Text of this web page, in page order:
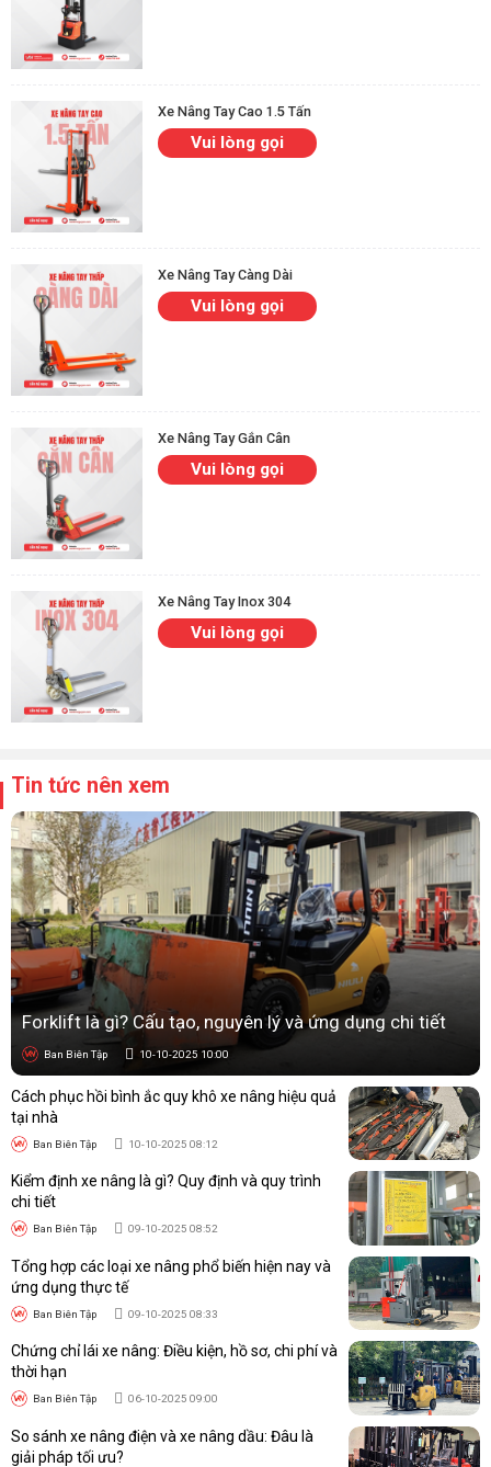
Xe Nâng Tay Cao 1.5 Tấn
Vui lòng gọi
Xe Nâng Tay Càng Dài
Vui lòng gọi
Xe Nâng Tay Gắn Cân
Vui lòng gọi
Xe Nâng Tay Inox 304
Vui lòng gọi
Tin tức nên xem
Forklift là gì? Cấu tạo, nguyên lý và ứng dụng chi tiết
Ban Biên Tập 10-10-2025 10:00
Cách phục hồi bình ắc quy khô xe nâng hiệu quả
tại nhà
Ban Biên Tập 10-10-2025 08:12
Kiểm định xe nâng là gì? Quy định và quy trình
chi tiết
Ban Biên Tập 09-10-2025 08:52
Tổng hợp các loại xe nâng phổ biến hiện nay và
ứng dụng thực tế
Ban Biên Tập 09-10-2025 08:33
Chứng chỉ lái xe nâng: Điều kiện, hồ sơ, chi phí và
thời hạn
Ban Biên Tập 06-10-2025 09:00
So sánh xe nâng điện và xe nâng dầu: Đâu là
giải pháp tối ưu?